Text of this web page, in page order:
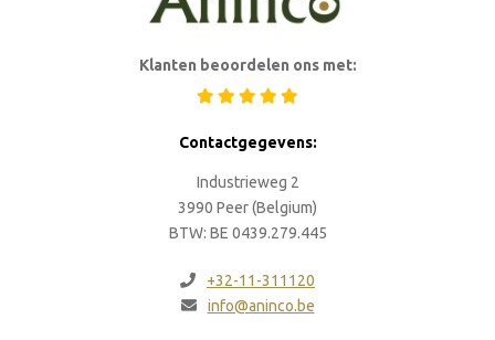
Klanten beoordelen ons met:
Contactgegevens:
Industrieweg 2
3990 Peer (Belgium)
BTW: BE 0439.279.445
+32-11-311120
info@aninco.be